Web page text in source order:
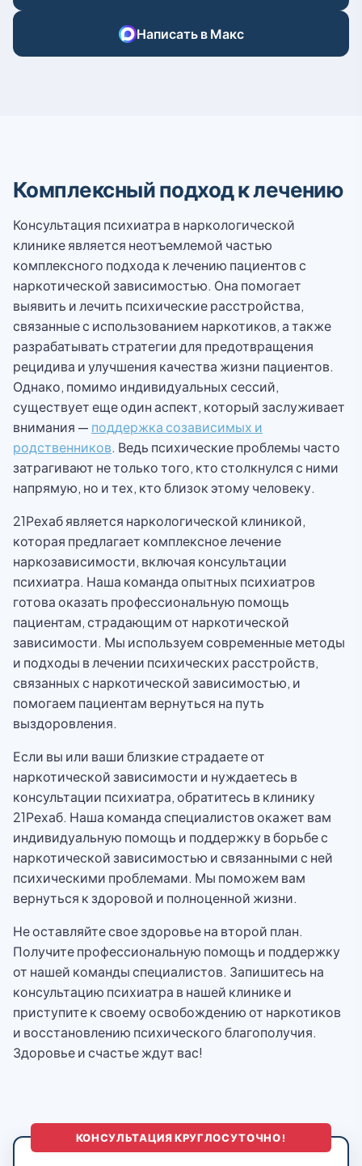
Написать в Макс
Комплексный подход к лечению
Консультация психиатра в наркологической
клинике является неотъемлемой частью
комплексного подхода к лечению пациентов с
наркотической зависимостью. Она помогает
выявить и лечить психические расстройства,
связанные с использованием наркотиков, а также
разрабатывать стратегии для предотвращения
рецидива и улучшения качества жизни пациентов.
Однако, помимо индивидуальных сессий,
существует еще один аспект, который заслуживает
внимания — поддержка созависимых и
родственников. Ведь психические проблемы часто
затрагивают не только того, кто столкнулся с ними
напрямую, но и тех, кто близок этому человеку.
21Рехаб является наркологической клиникой,
которая предлагает комплексное лечение
наркозависимости, включая консультации
психиатра. Наша команда опытных психиатров
готова оказать профессиональную помощь
пациентам, страдающим от наркотической
зависимости. Мы используем современные методы
и подходы в лечении психических расстройств,
связанных с наркотической зависимостью, и
помогаем пациентам вернуться на путь
выздоровления.
Если вы или ваши близкие страдаете от
наркотической зависимости и нуждаетесь в
консультации психиатра, обратитесь в клинику
21Рехаб. Наша команда специалистов окажет вам
индивидуальную помощь и поддержку в борьбе с
наркотической зависимостью и связанными с ней
психическими проблемами. Мы поможем вам
вернуться к здоровой и полноценной жизни.
Не оставляйте свое здоровье на второй план.
Получите профессиональную помощь и поддержку
от нашей команды специалистов. Запишитесь на
консультацию психиатра в нашей клинике и
приступите к своему освобождению от наркотиков
и восстановлению психического благополучия.
Здоровье и счастье ждут вас!
КОНСУЛЬТАЦИЯ КРУГЛОСУТОЧНО!